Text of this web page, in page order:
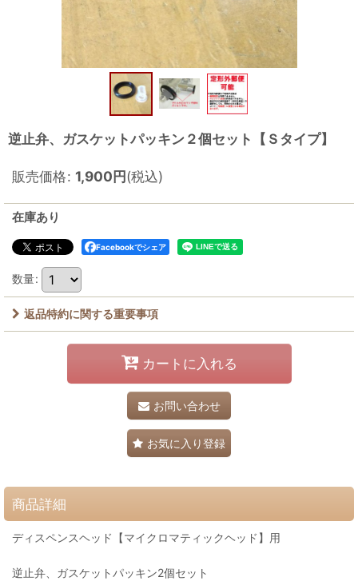
逆止弁、ガスケットパッキン２個セット【Ｓタイプ】
販売価格: 1,900円(税込)
在庫あり
Facebookでシェア
数量:
返品特約に関する重要事項
カートに入れる
お問い合わせ
お気に入り登録
商品詳細
ディスペンスヘッド【マイクロマティックヘッド】用
逆止弁、ガスケットパッキン2個セット